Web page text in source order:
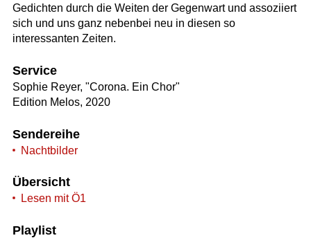
Gedichten durch die Weiten der Gegenwart und assoziiert
sich und uns ganz nebenbei neu in diesen so
interessanten Zeiten.
Service
Sophie Reyer, "Corona. Ein Chor"
Edition Melos, 2020
Sendereihe
Nachtbilder
Übersicht
Lesen mit Ö1
Playlist